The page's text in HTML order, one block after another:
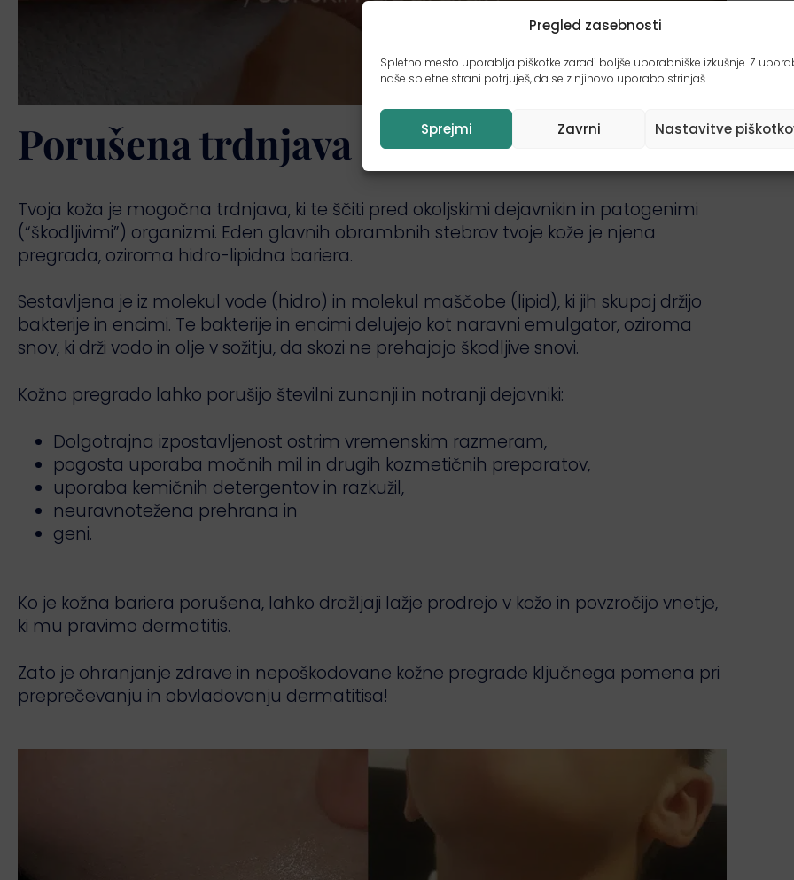
Pregled zasebnosti
Spletno mesto uporablja piškotke zaradi boljše uporabniške izkušnje. Z
naše spletne strani potrjuješ, da se z njihovo uporabo strinjaš.
Sprejmi Zavrni Nastavitve
Porušena trdnjava
Tvoja koža je mogočna trdnjava, ki te ščiti pred okoljskimi dejavnikin in patogenimi
(“škodljivimi”) organizmi. Eden glavnih obrambnih stebrov tvoje kože je njena
pregrada, oziroma hidro-lipidna bariera.
Sestavljena je iz molekul vode (hidro) in molekul maščobe (lipid), ki jih skupaj držijo
bakterije in encimi. Te bakterije in encimi delujejo kot naravni emulgator, oziroma
snov, ki drži vodo in olje v sožitju, da skozi ne prehajajo škodljive snovi.
Kožno pregrado lahko porušijo številni zunanji in notranji dejavniki:
Dolgotrajna izpostavljenost ostrim vremenskim razmeram,
pogosta uporaba močnih mil in drugih kozmetičnih preparatov,
uporaba kemičnih detergentov in razkužil,
neuravnotežena prehrana in
geni.
Ko je kožna bariera porušena, lahko dražljaji lažje prodrejo v kožo in povzročijo vnetje,
ki mu pravimo dermatitis.
Zato je ohranjanje zdrave in nepoškodovane kožne pregrade ključnega pomena pri
preprečevanju in obvladovanju dermatitisa!